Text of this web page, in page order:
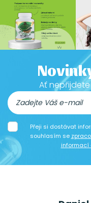
Ať
Přeji si dostávat
souhlasím se
informací